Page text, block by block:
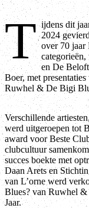
T ijdens dit
2024
over 70 jaar
en De
Boer, met
Ruwhel & De Bigi
Verschillende
werd uitgeroepen tot
award voor Beste
clubcultuur
succes boekte met
Daan Arets en
van L’orne werd
Blues? van Ruwhel
Jaar.